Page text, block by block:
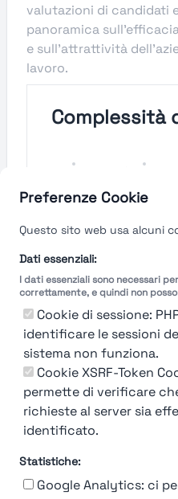
Preferenze Cookie
Questo sito web usa alcuni
Dati essenziali:
I dati essenziali sono necessari
correttamente, e quindi non
Cookie di sessione:
identificare le sessioni
sistema non funziona.
Cookie XSRF-Token
permette di verificare
richieste al server sia
identificato.
Statistiche:
Google Analytics: ci
valutazioni di candidati
panoramica
e sull'attrattività
lavoro.
Complessità
Velocità del
Molto
Breve
Misuriamo l'efficienza
di selezione del
aziendali, feedback